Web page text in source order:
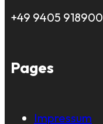
+49 9405 918900
Pages
Impressum